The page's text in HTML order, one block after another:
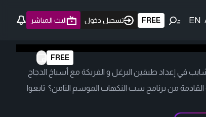
EN
FREE تسجيل دخول البث المباشر
FREE
في إعداد طبقين البرغل و الفريكة مع أسياخ الدجاج
القادمة من برنامج ست النكهات الموسم الثامن؟ تابعوا